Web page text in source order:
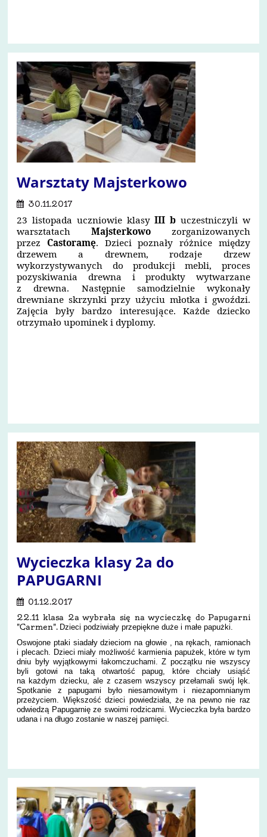
Warsztaty Majsterkowo
30.11.2017
23 listopada uczniowie klasyIII b uczestniczyli w
warsztatach Majsterkowo zorganizowanych
przez Castoramę. Dzieci poznały różnice między
drzewem a drewnem, rodzaje drzew
wykorzystywanych do produkcji mebli, proces
pozyskiwania drewna i produkty wytwarzane
z drewna. Następnie samodzielnie wykonały
drewniane skrzynki przy użyciu młotka i gwoździ.
Zajęcia były bardzo interesujące. Każde dziecko
otrzymało upominek i dyplomy.
Wycieczka klasy 2a do
PAPUGARNI
01.12.2017
22.11 klasa 2a wybrała się na wycieczkę do Papugarni
"Carmen". Dzieci podziwiały przepiękne duże i małe papużki.
Oswojone ptaki siadały dzieciom na głowie , na rękach, ramionach
i plecach. Dzieci miały możliwość karmienia papużek, które w tym
dniu były wyjątkowymi łakomczuchami. Z początku nie wszyscy
byli gotowi na taką otwartość papug, które chciały usiąść
na każdym dziecku, ale z czasem wszyscy przełamali swój lęk.
Spotkanie z papugami było niesamowitym i niezapomnianym
przeżyciem. Większość dzieci powiedziała, że na pewno nie raz
odwiedzą Papugarnię ze swoimi rodzicami. Wycieczka była bardzo
udana i na długo zostanie w naszej pamięci.